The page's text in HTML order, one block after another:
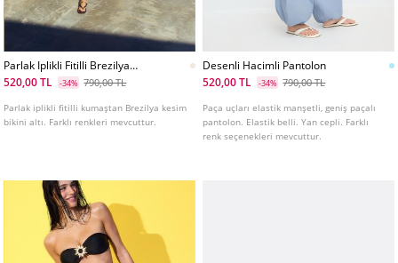
Parlak Iplikli Fitilli Brezilya
Bikini Altı
520,00 TL -34% 790,00 TL
Parlak iplikli fitilli kumaştan Brezilya kesim
bikini altı. Farklı renkleri mevcuttur.
Desenli Hacimli Pantolon
520,00 TL
-34% 790,00 TL
Paça uçları elastik manşetli, geniş paçalı
pantolon. Elastik belli. Yan cepli. Farklı
renk seçenekleri mevcuttur.